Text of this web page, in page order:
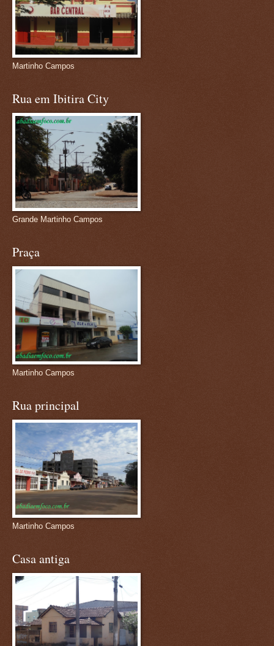
Martinho Campos
Rua em Ibitira City
Grande Martinho Campos
Praça
Martinho Campos
Rua principal
Martinho Campos
Casa antiga